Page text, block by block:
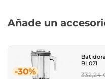
Añade un
-30%
BL021
332,24